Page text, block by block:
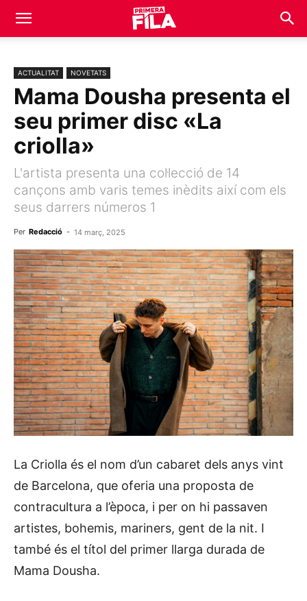
ACTUALITAT NOVETATS
Mama Dousha presenta el
seu primer disc «La
criolla»
L'artista presenta una col·lecció de 14
cançons amb varis temes inèdits així com els
seus darrers números 1
Per Redacció - 14 març, 2025
La Criolla és el nom d’un cabaret dels anys vint
de Barcelona, que oferia una proposta de
contracultura a l’època, i per on hi passaven
artistes, bohemis, mariners, gent de la nit. I
també és el títol del primer llarga durada de
Mama Dousha.